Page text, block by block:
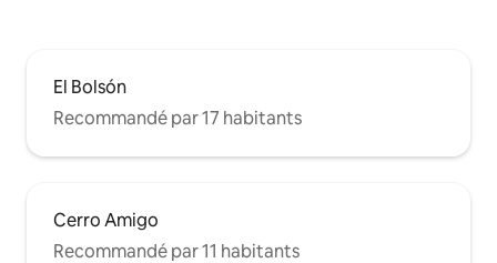
El Bolsón
Recommandé par 17 habitants
Cerro Amigo
Recommandé par 11 habitants